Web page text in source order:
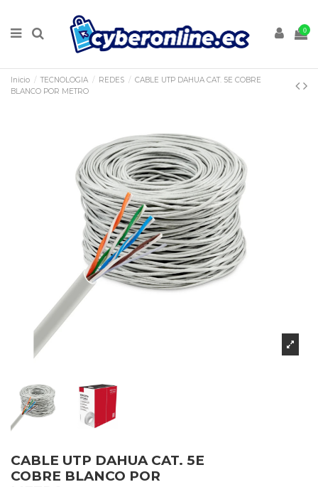
0
Inicio TECNOLOGIA REDES
CABLE UTP DAHUA CAT. 5E COBRE
BLANCO POR METRO
CABLE UTP DAHUA CAT. 5E
COBRE BLANCO POR